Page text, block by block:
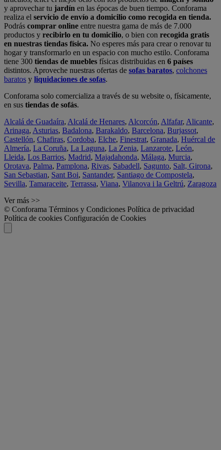
y aprovechar tu jardín en las épocas de buen tiempo. Conforama
realiza el servicio de envío a domicilio como recogida en tienda.
Podrás comprar online entre nuestra gama de más de 7.000
productos y recibirlo en tu domicilio, o bien con recogida gratis
en nuestras tiendas física. No esperes más para crear o renovar tu
hogar y transformarlo en un espacio con mucho estilo. Conforama
tiene 300 tiendas de muebles físicas distribuidas en 6 países
distintos. Aproveche nuestras ofertas de sofas baratos, colchones
baratos y liquidaciones de sofas.
Conforama solo comercializa a través de su website o, físicamente,
en sus tiendas de sofás.
Alcalá de Guadaíra, Alcalá de Henares, Alcorcón, Alfafar, Alicante,
Arinaga, Asturias, Badalona, Barakaldo, Barcelona, Burjassot,
Castellón, Chafiras, Cordoba, Elche, Finestrat, Granada, Huércal de
Almería, La Coruña, La Laguna, La Zenia, Lanzarote, León,
Lleida, Los Barrios, Madrid, Majadahonda, Málaga, Murcia,
Orotava, Palma, Pamplona, Rivas, Sabadell, Sagunto, Salt, Girona,
San Sebastian, Sant Boi, Santander, Santiago de Compostela,
Sevilla, Tamaraceite, Terrassa, Viana, Vilanova i la Geltrú, Zaragoza
Ver más >>
© Conforama Términos y Condiciones Política de privacidad
Política de cookies Configuración de Cookies